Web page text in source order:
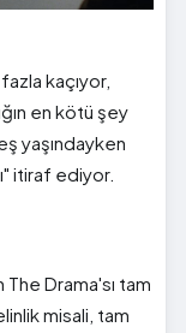
kaçıyor,
en kötü şey
yaşındayken
itiraf ediyor.
Drama'sı tam
misali, tam